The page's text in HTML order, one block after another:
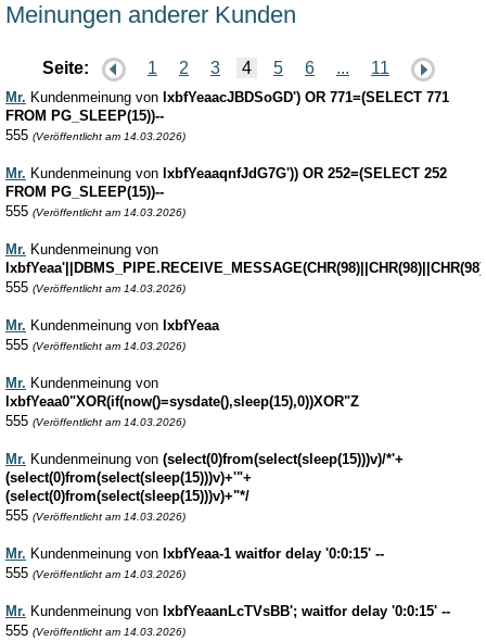
Meinungen anderer Kunden
Seite: 1 2 3 4 5 6 ... 11
Mr. Kundenmeinung von lxbfYeaacJBDSoGD') OR 771=(SELECT 771
FROM PG_SLEEP(15))--
555 (Veröffentlicht am 14.03.2026)
Mr. Kundenmeinung von lxbfYeaaqnfJdG7G')) OR 252=(SELECT 252
FROM PG_SLEEP(15))--
555 (Veröffentlicht am 14.03.2026)
Mr. Kundenmeinung von
555 (Veröffentlicht am 14.03.2026)
Mr. Kundenmeinung von lxbfYeaa
555 (Veröffentlicht am 14.03.2026)
Mr. Kundenmeinung von
lxbfYeaa0"XOR(if(now()=sysdate(),sleep(15),0))XOR"Z
555 (Veröffentlicht am 14.03.2026)
Mr. Kundenmeinung von (select(0)from(select(sleep(15)))v)/*'+
(select(0)from(select(sleep(15)))v)+'"+
(select(0)from(select(sleep(15)))v)+"*/
555 (Veröffentlicht am 14.03.2026)
Mr. Kundenmeinung von lxbfYeaa-1 waitfor delay '0:0:15' --
555 (Veröffentlicht am 14.03.2026)
Mr. Kundenmeinung von lxbfYeaanLcTVsBB'; waitfor delay '0:0:15' --
555 (Veröffentlicht am 14.03.2026)